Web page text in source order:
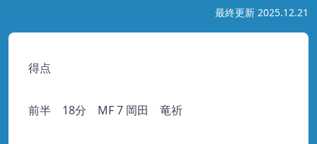
最終更新 2025.12.21
得点
前半 18分 MF 7 岡田 竜祈